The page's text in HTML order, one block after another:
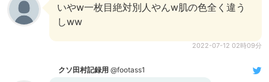
いやw一枚目絶対別人やんw肌の色全く違う
しww
2022-07-12 02時09分
クソ田村記録用 @footass1